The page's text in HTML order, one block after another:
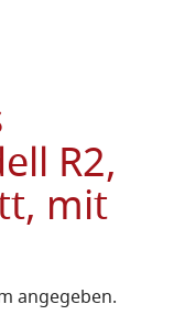
R2,
mit
angegeben.